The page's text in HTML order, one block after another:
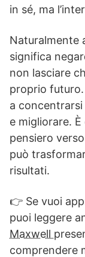
in sé, ma
Naturalmente
significa
non lasciare
proprio
a
e migliorare.
pensiero
può
risultati.
👉 Se vuoi
puoi leggere
Maxwell
comprendere